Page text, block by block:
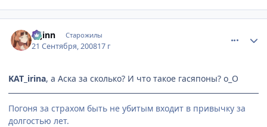
u-jinn Старожилы
21 Сентября, 200817 г
KAT_irina, а Аска за сколько? И что такое гасяпоны? о_О
Погоня за страхом быть не убитым входит в привычку за
долгостью лет.